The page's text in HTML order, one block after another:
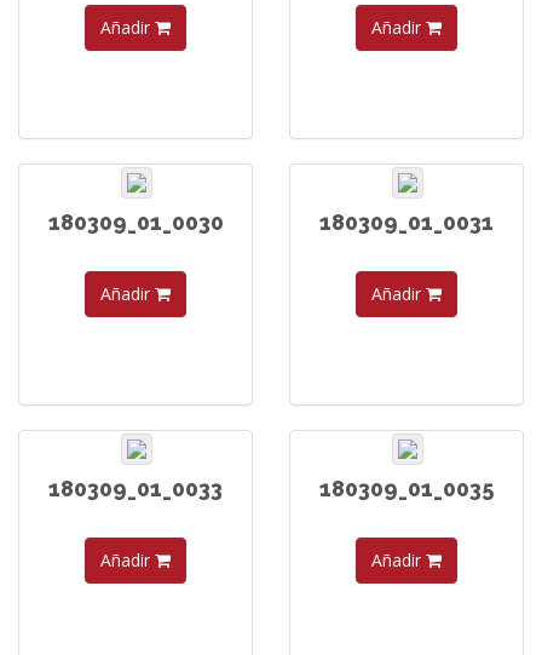
Añadir Añadir
180309_01_0030
Añadir
180309_01_0031
Añadir
180309_01_0033
Añadir
180309_01_0035
Añadir